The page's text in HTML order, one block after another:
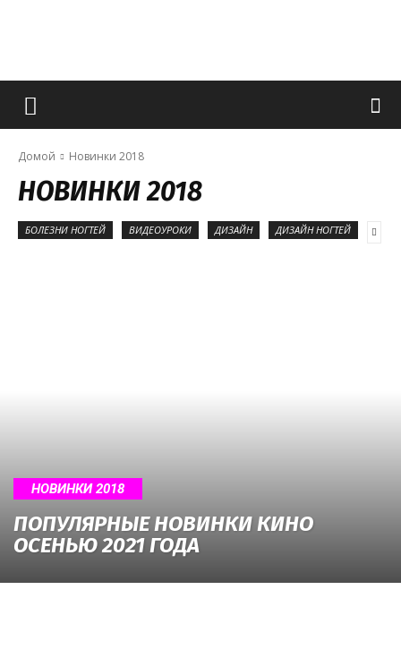
Французский
Домой Новинки 2018
НОВИНКИ 2018
БОЛЕЗНИ НОГТЕЙ ВИДЕОУРОКИ ДИЗАЙН ДИЗАЙН НОГТЕЙ
НОВИНКИ 2018
ПОПУЛЯРНЫЕ НОВИНКИ КИНО
ОСЕНЬЮ 2021 ГОДА